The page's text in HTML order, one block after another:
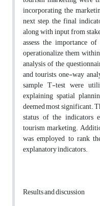
incorporating the
next step, the final
along with input from
assess the importance
operationalize them
analysis of the
and tourists, one-way
sample T-test were
explaining spatial
deemed most significant.
status of the indicators
tourism marketing.
was employed to rank
explanatory indicators.
Results and discussion